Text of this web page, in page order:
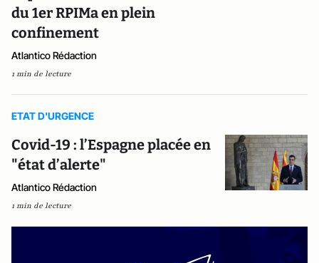
du 1er RPIMa en plein
confinement
Atlantico Rédaction
1 min de lecture
ETAT D'URGENCE
Covid-19 : l’Espagne placée en
"état d’alerte"
Atlantico Rédaction
1 min de lecture